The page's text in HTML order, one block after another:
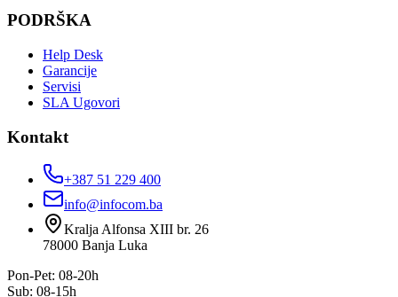
PODRŠKA
Help Desk
Garancije
Servisi
SLA Ugovori
Kontakt
+387 51 229 400
info@infocom.ba
Kralja Alfonsa XIII br. 26
78000 Banja Luka
Pon-Pet: 08-20h
Sub: 08-15h